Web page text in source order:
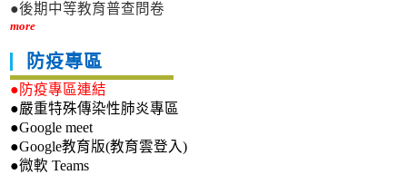
●後期中等教育普查問卷
more
防疫專區
●防疫專區連結
●嚴重特殊傳染性肺炎專區
●Google meet
●Google教育版(教育雲登入)
●微軟 Teams